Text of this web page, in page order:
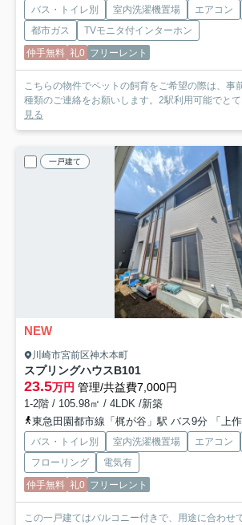
バス・トイレ別 室内洗濯機置場 エアコン
都市ガス
TVモニタ付インターホン
仲手無料 礼0 フリーレント
こちらの物件でペットの飼育をご希望の際は、事
種類のご連絡をお願いします。2駅利用可能でと
見る
一戸建て
NEW
川崎市宮前区神木本町
スプリングハウスB101
23.5万円 管理/共益費7,000円
1-2階 / 105.98㎡ / 4LDK /新築
東急田園都市線「梶が谷」駅 バス9分 「上
バス・トイレ別 室内洗濯機置場 エアコン
フローリング
電気有
仲手無料 礼0 フリーレント
この一戸建てはバルコニー付きで、用途に合わせ